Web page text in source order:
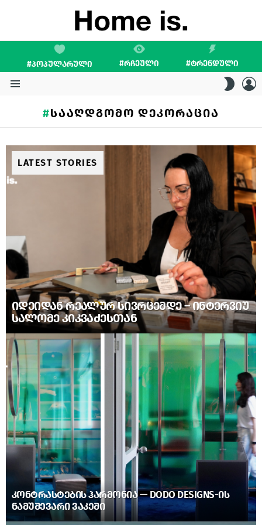
#ᲞᲝᲞᲣᲚᲐᲠᲣᲚᲘ #ᲠᲩᲔᲣᲚᲘ #ᲢᲠᲔᲜᲓᲣᲚᲘ
SKIN
ᲡᲐᲐᲦᲓᲒᲝᲛᲝ ᲓᲔᲙᲝᲠᲐᲪᲘᲐ
LATEST STORIES
ᲘᲓᲔᲘᲓᲐᲜ ᲠᲔᲐᲚᲣᲠ ᲡᲘᲕᲠᲪᲔᲛᲓᲔ – ᲘᲜᲢᲔᲠᲕᲘᲣ
ᲡᲐᲚᲝᲛᲔ ᲙᲘᲙᲕᲐᲫᲔᲡᲗᲐᲜ
ᲙᲝᲜᲢᲠᲐᲡᲢᲔᲑᲘᲡ ᲰᲐᲠᲛᲝᲜᲘᲐ — DODO DESIGNS-ᲘᲡ
ᲜᲐᲛᲣᲨᲔᲕᲐᲠᲘ ᲕᲐᲙᲔᲨᲘ